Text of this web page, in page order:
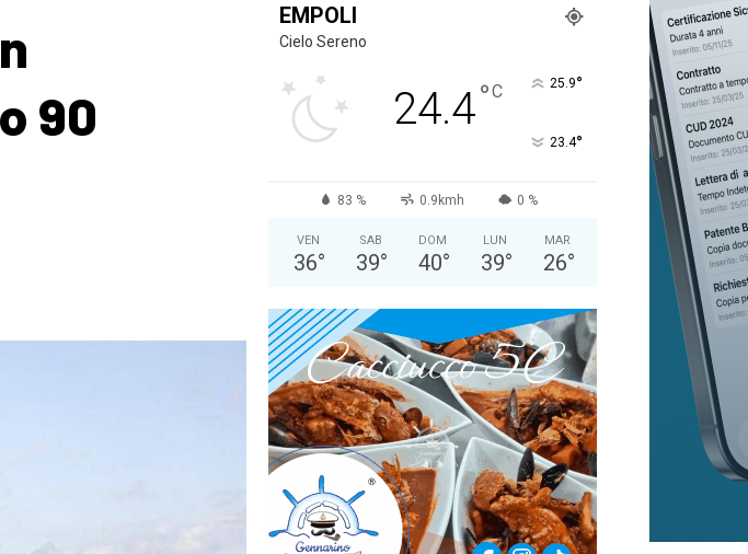
90
EMPOLI
Cielo Sereno
24.4°C 25.9°
23.4°
83 % 0.9kmh 0 %
VEN
36°
SAB
39°
DOM
40°
LUN
39°
MAR
26°